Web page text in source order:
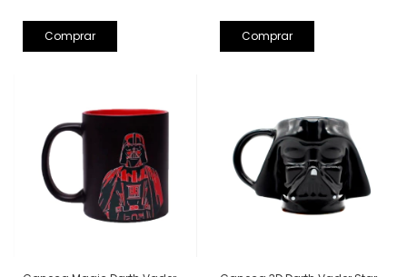
Comprar Comprar